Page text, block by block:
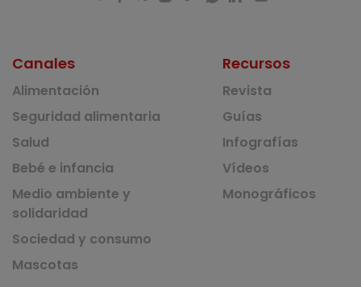
Canales
Alimentación
Seguridad alimentaria
Salud
Bebé e infancia
Medio ambiente y
solidaridad
Sociedad y consumo
Mascotas
Recursos
Revista
Guías
Infografías
Vídeos
Monográficos